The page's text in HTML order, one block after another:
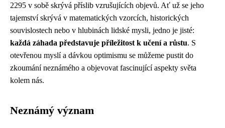
2295 v sobě skrývá příslib vzrušujících objevů. Ať už se jeho
tajemství skrývá v matematických vzorcích, historických
souvislostech nebo v hlubinách lidské mysli, jedno je jisté:
každá záhada představuje příležitost k učení a růstu. S
otevřenou myslí a dávkou optimismu se můžeme pustit do
zkoumání neznámého a objevovat fascinující aspekty světa
kolem nás.
Neznámý význam